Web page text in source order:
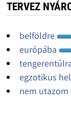
TERVEZ
belföldre
európába
egzotikus
nem utazom